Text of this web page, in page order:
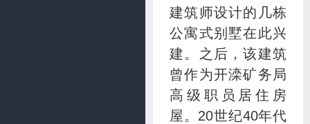
建筑师设计的几栋
公寓式别墅在此兴
建。之后，该建筑
曾作为开滦矿务局
高级职员居住房
屋。20世纪40年代